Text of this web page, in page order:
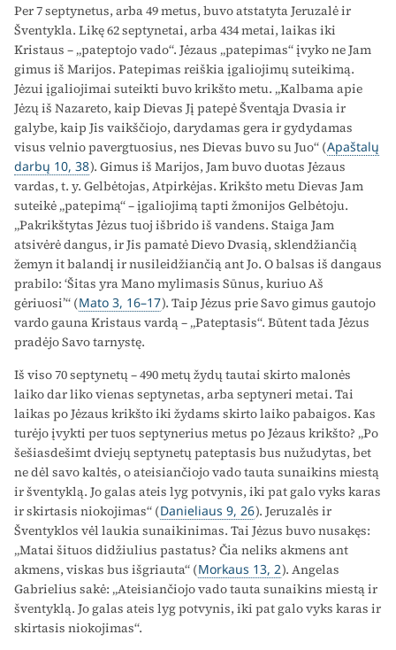
Per 7 septynetus, arba 49 metus, buvo atstatyta Jeruzalė ir
Šventykla. Likę 62 septynetai, arba 434 metai, laikas iki
Kristaus – „pateptojo vado“. Jėzaus „patepimas“ įvyko ne Jam
gimus iš Marijos. Patepimas reiškia įgaliojimų suteikimą.
Jėzui įgaliojimai suteikti buvo krikšto metu. „Kalbama apie
Jėzų iš Nazareto, kaip Dievas Jį patepė Šventąja Dvasia ir
galybe, kaip Jis vaikščiojo, darydamas gera ir gydydamas
visus velnio pavergtuosius, nes Dievas buvo su Juo“ (Apaštalų
darbų 10, 38). Gimus iš Marijos, Jam buvo duotas Jėzaus
vardas, t. y. Gelbėtojas, Atpirkėjas. Krikšto metu Dievas Jam
suteikė „patepimą“ – įgaliojimą tapti žmonijos Gelbėtoju.
„Pakrikštytas Jėzus tuoj išbrido iš vandens. Staiga Jam
atsivėrė dangus, ir Jis pamatė Dievo Dvasią, sklendžiančią
žemyn it balandį ir nusileidžiančią ant Jo. O balsas iš dangaus
prabilo: ‘Šitas yra Mano mylimasis Sūnus, kuriuo Aš
gėriuosi’“ (Mato 3, 16–17). Taip Jėzus prie Savo gimus gautojo
vardo gauna Kristaus vardą – „Pateptasis“. Būtent tada Jėzus
pradėjo Savo tarnystę.
Iš viso 70 septynetų – 490 metų žydų tautai skirto malonės
laiko dar liko vienas septynetas, arba septyneri metai. Tai
laikas po Jėzaus krikšto iki žydams skirto laiko pabaigos. Kas
turėjo įvykti per tuos septynerius metus po Jėzaus krikšto? „Po
šešiasdešimt dviejų septynetų pateptasis bus nužudytas, bet
ne dėl savo kaltės, o ateisiančiojo vado tauta sunaikins miestą
ir šventyklą. Jo galas ateis lyg potvynis, iki pat galo vyks karas
ir skirtasis niokojimas“ (Danieliaus 9, 26). Jeruzalės ir
Šventyklos vėl laukia sunaikinimas. Tai Jėzus buvo nusakęs:
„Matai šituos didžiulius pastatus? Čia neliks akmens ant
akmens, viskas bus išgriauta“ (Morkaus 13, 2). Angelas
Gabrielius sakė: „Ateisiančiojo vado tauta sunaikins miestą ir
šventyklą. Jo galas ateis lyg potvynis, iki pat galo vyks karas ir
skirtasis niokojimas“.